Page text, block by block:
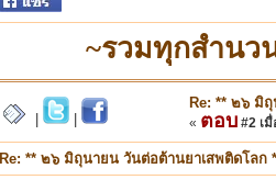
~รวมทุกสำนว
Re: ** ๒๖ มิ
« ตอบ #2 เมื่
Re: ** ๒๖ มิถุนายน วันต่อต้านยาเสพติดโลก